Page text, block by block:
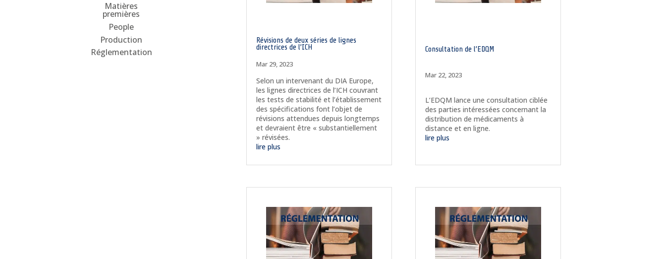
Matières
premières
People
Production
Réglementation
Révisions de deux séries de lignes
directrices de l’ICH
Mar 29, 2023
Selon un intervenant du DIA Europe,
les lignes directrices de l’ICH couvrant
les tests de stabilité et l’établissement
des spécifications font l’objet de
révisions attendues depuis longtemps
et devraient être « substantiellement
» révisées.
lire plus
Consultation de l’EDQM
Mar 22, 2023
L’EDQM lance une consultation ciblée
des parties intéressées concernant la
distribution de médicaments à
distance et en ligne.
lire plus